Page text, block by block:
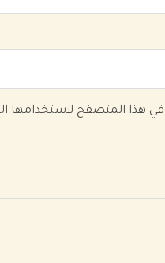
في هذا المتصفح لاستخدامها